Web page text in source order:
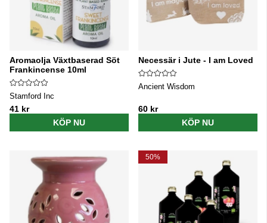
Aromaolja Växtbaserad Söt
Frankincense 10ml
Stamford Inc
41 kr
KÖP NU
Necessär i Jute - I am Loved
Ancient Wisdom
60 kr
KÖP NU
50%